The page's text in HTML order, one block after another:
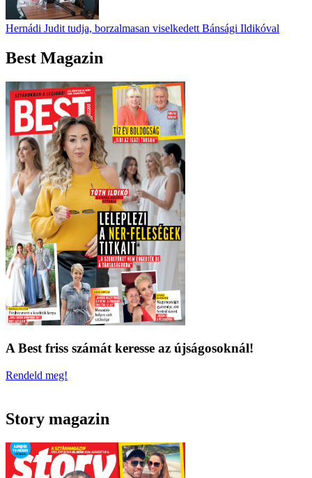
Hernádi Judit tudja, borzalmasan viselkedett Bánsági Ildikóval
Best Magazin
A Best friss számát keresse az újságosoknál!
Rendeld meg!
Story magazin